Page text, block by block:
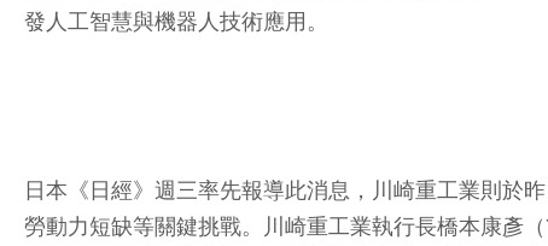
發人工智慧與機器人技術應用。
日本《日經》週三率先報導此消息，川崎重工業則於
勞動力短缺等關鍵挑戰。川崎重工業執行長橋本康彥